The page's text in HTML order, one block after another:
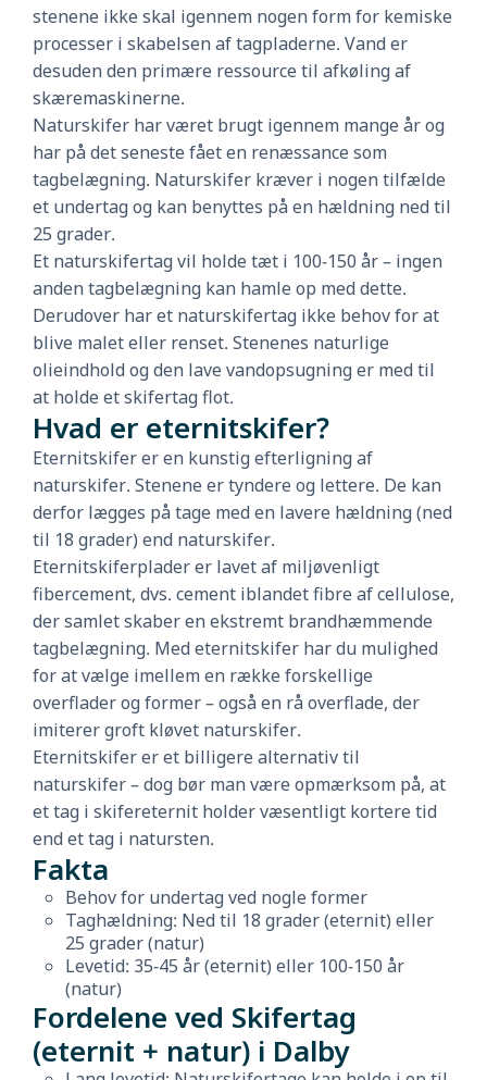
stenene ikke skal igennem nogen form for kemiske
processer i skabelsen af tagpladerne. Vand er
desuden den primære ressource til afkøling af
skæremaskinerne.
Naturskifer har været brugt igennem mange år og
har på det seneste fået en renæssance som
tagbelægning. Naturskifer kræver i nogen tilfælde
et undertag og kan benyttes på en hældning ned til
25 grader.
Et naturskifertag vil holde tæt i 100-150 år – ingen
anden tagbelægning kan hamle op med dette.
Derudover har et naturskifertag ikke behov for at
blive malet eller renset. Stenenes naturlige
olieindhold og den lave vandopsugning er med til
at holde et skifertag flot.
Hvad er eternitskifer?
Eternitskifer er en kunstig efterligning af
naturskifer. Stenene er tyndere og lettere. De kan
derfor lægges på tage med en lavere hældning (ned
til 18 grader) end naturskifer.
Eternitskiferplader er lavet af miljøvenligt
fibercement, dvs. cement iblandet fibre af cellulose,
der samlet skaber en ekstremt brandhæmmende
tagbelægning. Med eternitskifer har du mulighed
for at vælge imellem en række forskellige
overflader og former – også en rå overflade, der
imiterer groft kløvet naturskifer.
Eternitskifer er et billigere alternativ til
naturskifer – dog bør man være opmærksom på, at
et tag i skifereternit holder væsentligt kortere tid
end et tag i natursten.
Fakta
Behov for undertag ved nogle former
Taghældning: Ned til 18 grader (eternit) eller
25 grader (natur)
Levetid: 35-45 år (eternit) eller 100-150 år
(natur)
Fordelene ved Skifertag
(eternit + natur) i Dalby